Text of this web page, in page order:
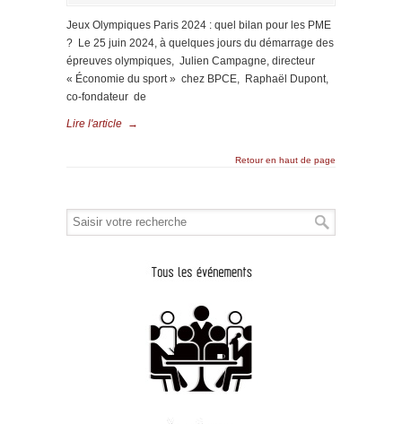
Jeux Olympiques Paris 2024 : quel bilan pour les PME
? Le 25 juin 2024, à quelques jours du démarrage des
épreuves olympiques, Julien Campagne, directeur
« Économie du sport » chez BPCE, Raphaël Dupont,
co-fondateur de
Lire l'article →
Retour en haut de page